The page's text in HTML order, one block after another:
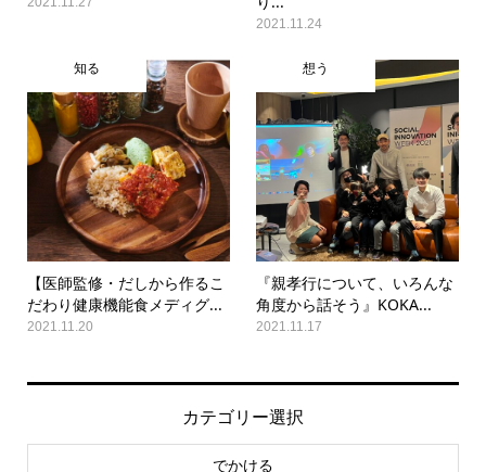
2021.11.24
知る
【医師監修・だしから作るこ
だわり健康機能食メディグ...
2021.11.20
想う
『親孝行について、いろんな
角度から話そう』KOKA...
2021.11.17
カテゴリー選択
でかける